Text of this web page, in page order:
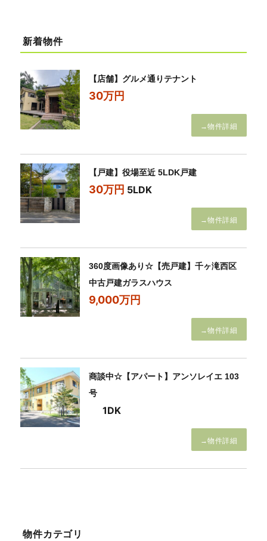
新着物件
【店舗】グルメ通りテナント
30万円
→物件詳細
【戸建】役場至近 5LDK戸建
30万円 5LDK
→物件詳細
360度画像あり☆【売戸建】千ヶ滝西区
中古戸建ガラスハウス
9,000万円
→物件詳細
商談中☆【アパート】アンソレイエ 103
号
1DK
→物件詳細
物件カテゴリ